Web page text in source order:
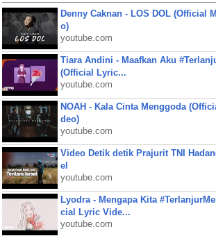
Denny Caknan - LOS DOL (Official
o)
youtube.com
Tiara Andini - Maafkan Aku
(Official Lyric...
youtube.com
NOAH - Kala Cinta Menggoda
deo)
youtube.com
Video Detik detik Prajurit TNI
el
youtube.com
Lyodra - Mengapa Kita
cial Lyric Vide...
youtube.com